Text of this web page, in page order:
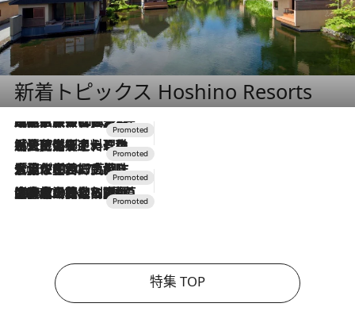
新着トピックス Hoshino Resorts
2026.7.31
【ホテル帰省】という選択肢をOMOが提案。家族とほどよい距離を保つには「昼は実家、夜は気兼ねなくホテルで！」
2026.7.24
【夏限定ディナーコース】旬を迎える稚鮎や花ズッキーニなどをイタリア・トスカーナの郷土料理の手法で満喫！
2026.7.17
「土佐和ハーブかき氷」がOMO7高知に登場！生姜、山椒、大葉など目にも舌にも涼を呼ぶ郷土の味
2026.7.10
NEW OPEN！【界 草津】名湯の地に誕生。趣の異なる2種の温泉と上州ならではの会席・蕎麦割烹など美食を味わう究極の癒やし旅
特集 TOP